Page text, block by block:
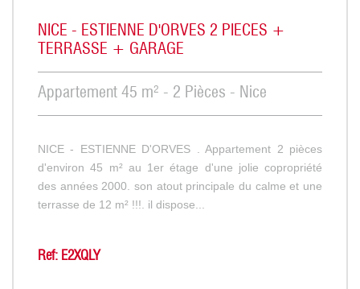
NICE - ESTIENNE D'ORVES 2 PIECES +
TERRASSE + GARAGE
Appartement 45 m² - 2 Pièces - Nice
NICE - ESTIENNE D'ORVES . Appartement 2 pièces
d'environ 45 m² au 1er étage d'une jolie copropriété
des années 2000. son atout principale du calme et une
terrasse de 12 m² !!!. il dispose...
Ref: E2XQLY